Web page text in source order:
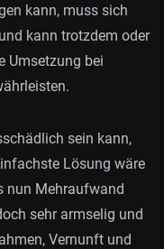
kann, muss sich
kann trotzdem oder
Umsetzung bei
sein kann,
Lösung wäre
nun Mehraufwand
sehr armselig und
Vernunft und